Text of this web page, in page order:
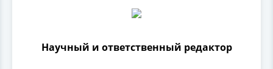
Научный и ответственный редактор